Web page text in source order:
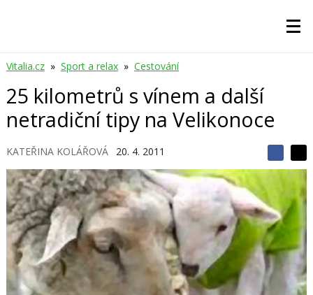
Vitalia.cz » Sport a relax » Cestování
25 kilometrů s vínem a další
netradiční tipy na Velikonoce
KATEŘINA KOLÁŘOVÁ 20. 4. 2011
S
í
l
e
t
S
j
t
n
a
F
l
t
n
a
í
t